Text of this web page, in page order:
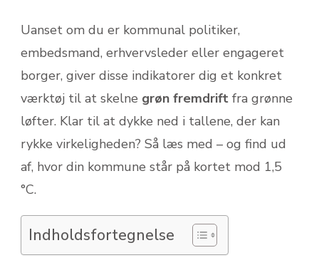
Uanset om du er kommunal politiker,
embedsmand, erhvervsleder eller engageret
borger, giver disse indikatorer dig et konkret
værktøj til at skelne grøn fremdrift fra grønne
løfter. Klar til at dykke ned i tallene, der kan
rykke virkeligheden? Så læs med – og find ud
af, hvor din kommune står på kortet mod 1,5
°C.
Indholdsfortegnelse